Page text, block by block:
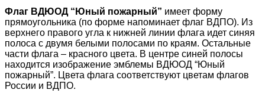
Флаг ВДЮОД “Юный пожарный” имеет форму
прямоугольника (по форме напоминает флаг ВДПО). Из
верхнего правого угла к нижней линии флага идет синяя
полоса с двумя белыми полосами по краям. Остальные
части флага – красного цвета. В центре синей полосы
находится изображение эмблемы ВДЮОД “Юный
пожарный”. Цвета флага соответствуют цветам флагов
России и ВДПО.